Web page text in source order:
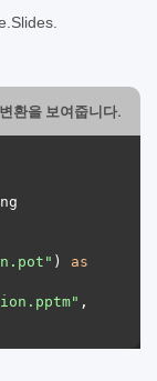
환을 보여줍니다.
) as
,